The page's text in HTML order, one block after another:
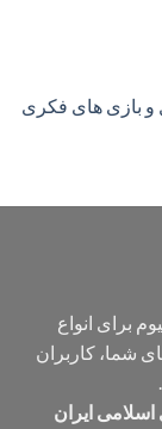
برای انواع
شما، کاربران
ایران